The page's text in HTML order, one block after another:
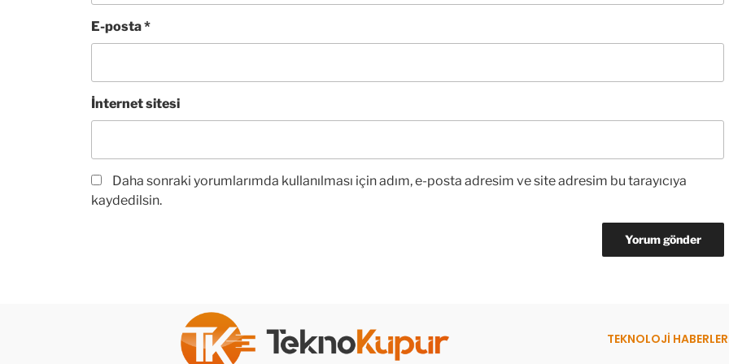
E-posta*
İnternet sitesi
Daha sonraki yorumlarımda kullanılması için adım, e-posta adresim ve site adresim bu tarayıcıya
kaydedilsin.
TEKNOLOJİ